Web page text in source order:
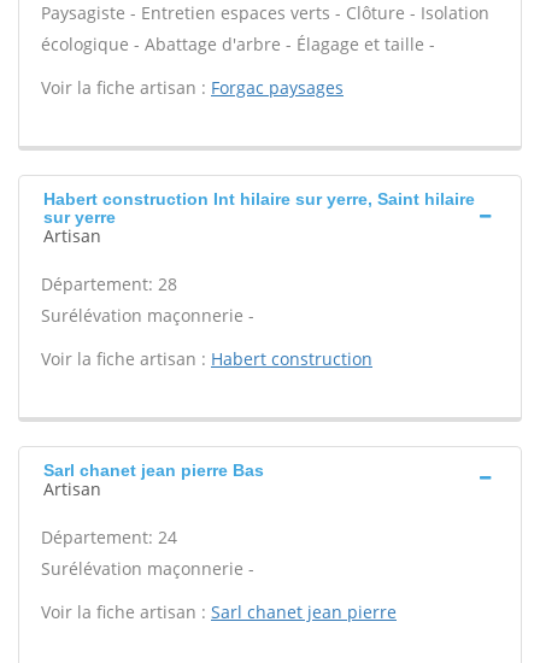
Paysagiste - Entretien espaces verts - Clôture - Isolation
écologique - Abattage d'arbre - Élagage et taille -
Voir la fiche artisan : Forgac paysages
Habert construction Int hilaire sur yerre, Saint hilaire
sur yerre
Artisan
Département: 28
Surélévation maçonnerie -
Voir la fiche artisan : Habert construction
Sarl chanet jean pierre Bas
Artisan
Département: 24
Surélévation maçonnerie -
Voir la fiche artisan : Sarl chanet jean pierre